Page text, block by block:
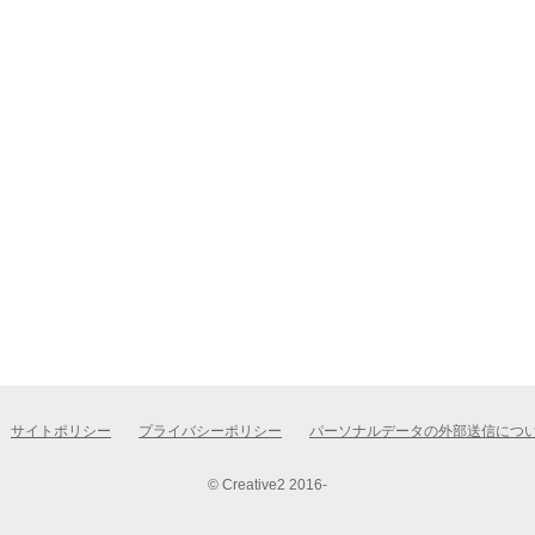
サイトポリシー プライバシーポリシー パーソナルデータの外部送信につ
© Creative2 2016-